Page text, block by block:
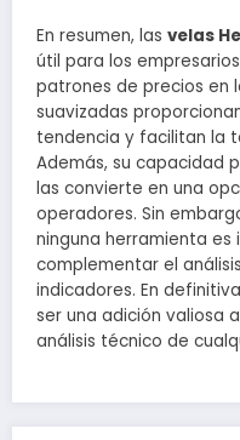
En resumen, las velas
útil para los
patrones de precios en
suavizadas
tendencia y facilitan la
Además, su capacidad
las convierte en una
operadores. Sin
ninguna herramienta
complementar el
indicadores. En
ser una adición valiosa
análisis técnico de